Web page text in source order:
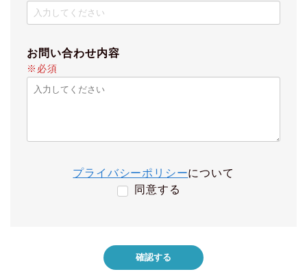
お問い合わせ内容
※必須
プライバシーポリシーについて
同意する
確認する